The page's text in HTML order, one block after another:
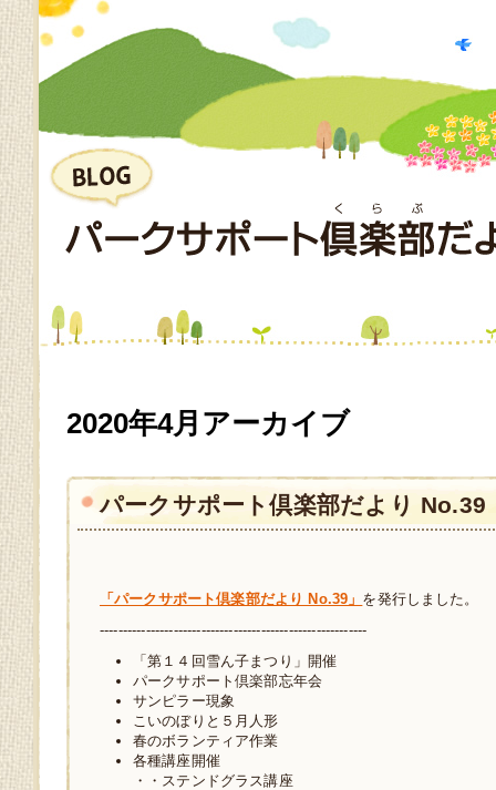
2020年4月アーカイブ
パークサポート倶楽部だより
「パークサポート倶楽部だより No.39」 を発行しました。
----------------------------------------------------------
「第１４回雪ん子まつり」開催
パークサポート倶楽部忘年会
サンピラー現象
こいのぼりと５月人形
春のボランティア作業
各種講座開催
・・ステンドグラス講座